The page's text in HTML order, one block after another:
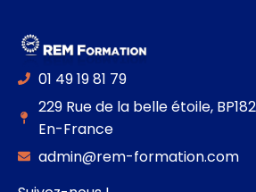
01 49 19 81 79
229 Rue de la belle étoile,
En-France
admin@rem-formation.com